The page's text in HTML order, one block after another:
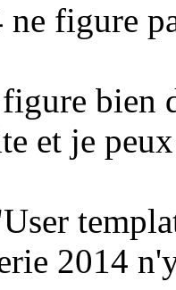
figure
bien
et je
2014